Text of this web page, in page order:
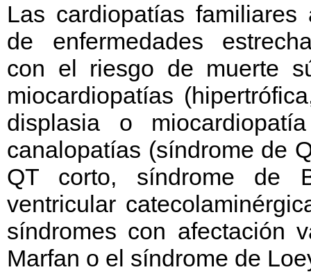
Las cardiopatías
de enfermedades
con el riesgo de muerte
miocardiopatías
displasia o
canalopatías (síndrome de
QT corto, síndrome de
ventricular
síndromes con afectación
Marfan o el síndrome de